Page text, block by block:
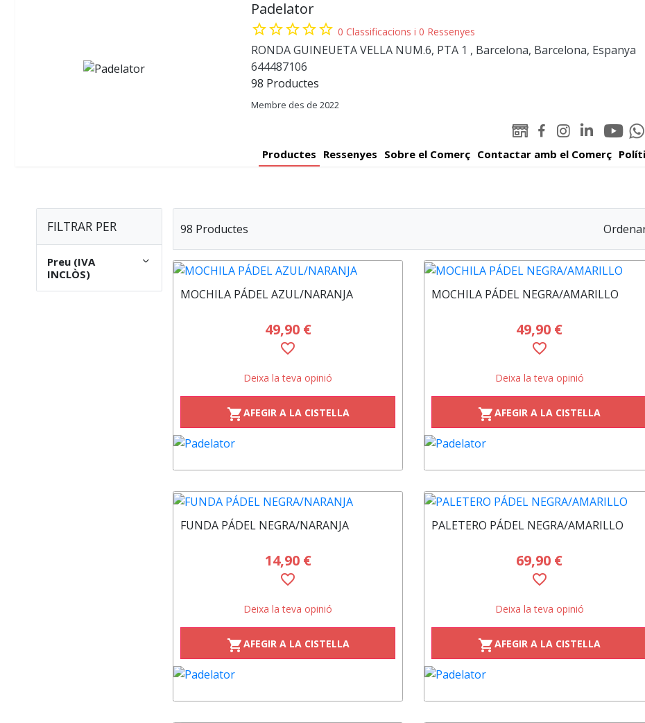
Padelator
star_borderstar_borderstar_borderstar_borderstar_border 0 Classificacions i 0 Ressenyes
RONDA GUINEUETA VELLA NUM.6, PTA 1 , Barcelona, Barcelona, Espanya
644487106
98 Productes
Membre des de 2022
WEB
Facebook
Instagram
Linked-
Padelator
Youtube
Padelator
Productes Ressenyes Sobre el Comerç Contactar amb el Comerç
FILTRAR PER
Preu (IVA
INCLÒS)
98 Productes
MOCHILA PÁDEL AZUL/NARANJA
49,90 €
favorite_border
Deixa la teva opinió
shopping_cartAFEGIR A LA CISTELLA
MOCHILA PÁDEL NEGRA/AMARILLO
49,90 €
favorite_border
Deixa la teva opinió
shopping_cartAFEGIR A LA CISTELLA
FUNDA PÁDEL NEGRA/NARANJA
14,90 €
favorite_border
Deixa la teva opinió
shopping_cartAFEGIR A LA CISTELLA
PALETERO PÁDEL NEGRA/AMARILLO
69,90 €
favorite_border
Deixa la teva opinió
shopping_cartAFEGIR A LA CISTELLA